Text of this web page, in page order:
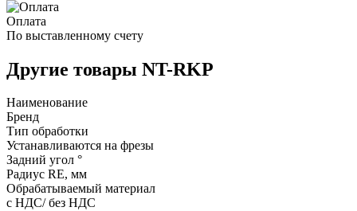
Оплата
По выставленному счету
Другие товары NT-RKP
Наименование
Бренд
Тип обработки
Устанавливаются на фрезы
Задний угол °
Радиус RE, мм
Обрабатываемый материал
с НДС/ без НДС